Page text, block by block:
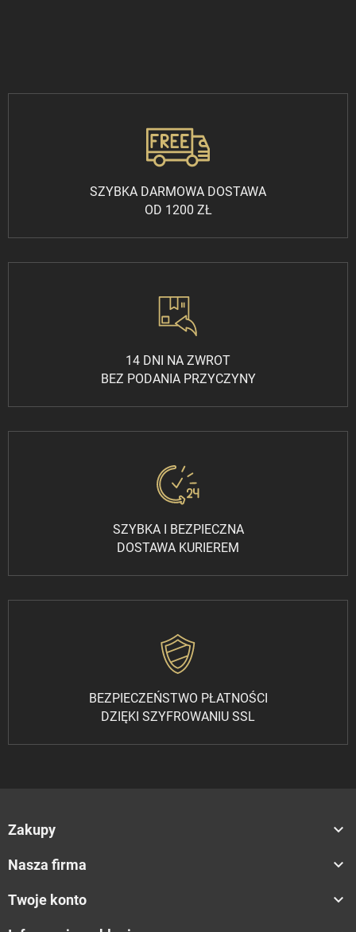
SZYBKA DARMOWA DOSTAWA
OD 1200 ZŁ
14 DNI NA ZWROT
BEZ PODANIA PRZYCZYNY
SZYBKA I BEZPIECZNA
DOSTAWA KURIEREM
BEZPIECZEŃSTWO PŁATNOŚCI
DZIĘKI SZYFROWANIU SSL
Zakupy 
Nasza firma 
Twoje konto 